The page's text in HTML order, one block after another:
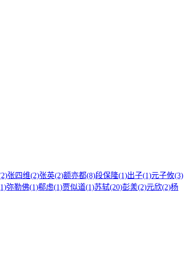
张四维(2)张英(2)额亦都(8)段保隆(1)出子(1)元子攸(3)
弥勒佛(1)郗虑(1)贾似道(1)苏轼(20)彭羕(2)元欣(2)杨